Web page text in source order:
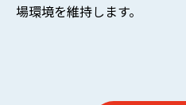
場環境を維持します。